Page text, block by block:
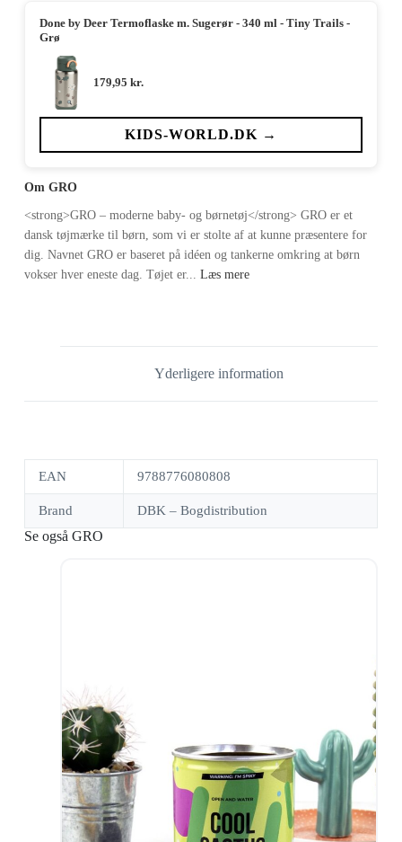
Done by Deer Termoflaske m. Sugerør - 340 ml - Tiny Trails -
Grø
179,95 kr.
KIDS-WORLD.DK →
Om GRO
<strong>GRO – moderne baby- og børnetøj</strong> GRO er et
dansk tøjmærke til børn, som vi er stolte af at kunne præsentere for
dig. Navnet GRO er baseret på idéen og tankerne omkring at børn
vokser hver eneste dag. Tøjet er... Læs mere
Yderligere information
EAN 9788776080808
Brand DBK – Bogdistribution
Se også GRO